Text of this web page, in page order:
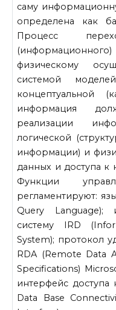
саму
определена как
Процесс
физическому
системой
концептуальной
информация
реализации
логической
информации) и
данных и доступа к
Функции
регламентируют:
Query Language);
систему IRD
System); прото­кол
RDA (Remote Data
Specifications)
интерфейс доступа
Data Base